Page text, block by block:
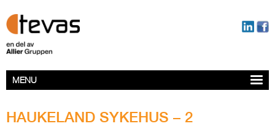
MENU
HAUKELAND SYKEHUS – 2